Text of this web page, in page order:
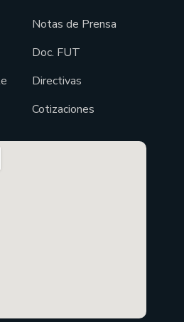
Notas de Prensa
Doc. FUT
Directivas
Cotizaciones